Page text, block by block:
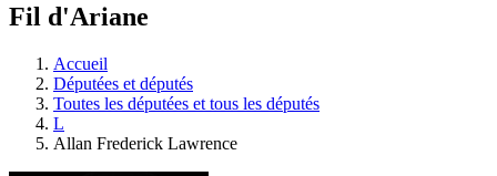
à
législative.
Fil d'Ariane
Accueil
Députées et députés
Toutes les députées et tous les députés
L
Allan Frederick Lawrence